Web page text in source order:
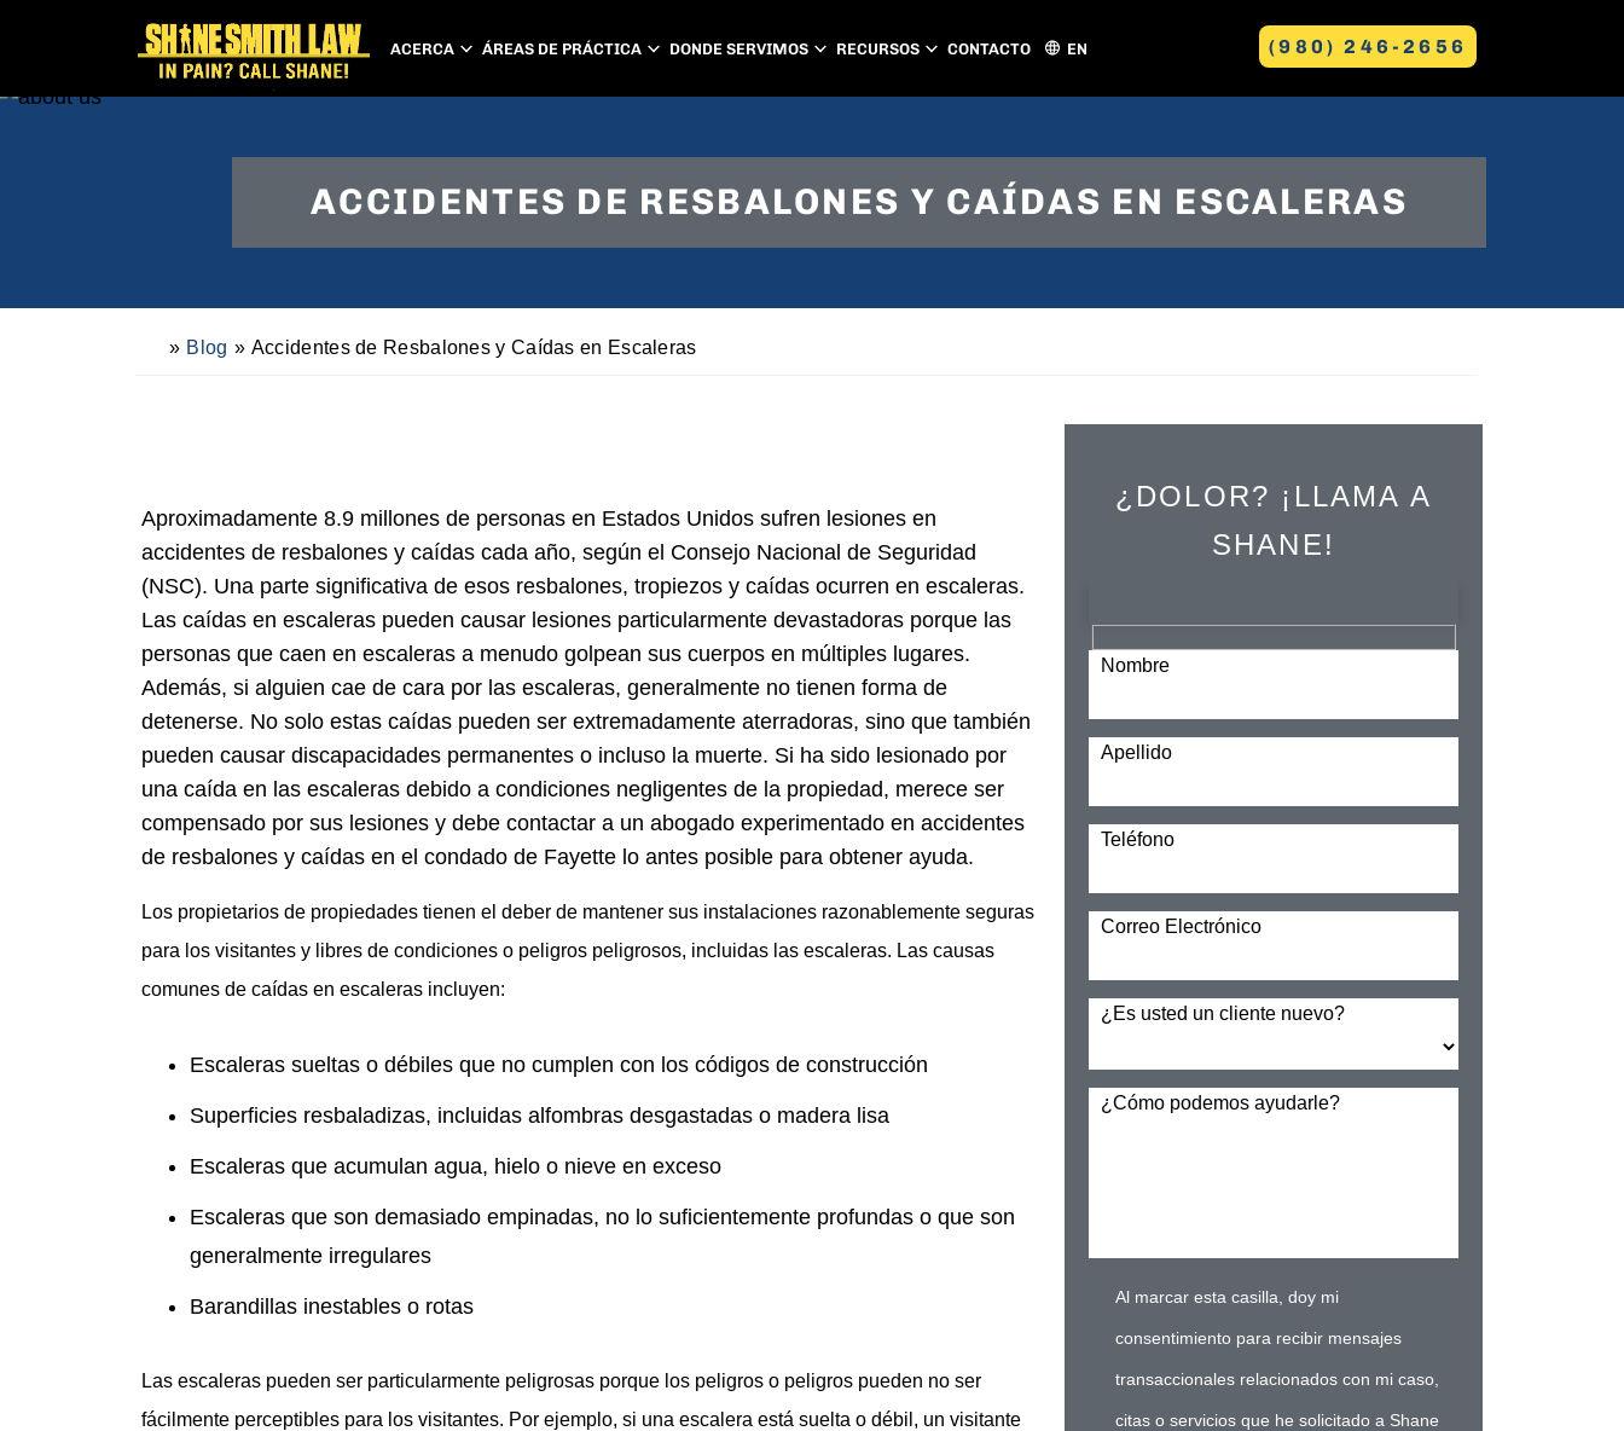
ACERCA ÁREAS DE PRÁCTICA DONDE SERVIMOS
PEACHTREE CITY GASTONIA
CONCORD
RECURSOS CONTACTO EN (980) 246-2656
ACCIDENTES DE RESBALONES Y CAÍDAS EN ESCALERAS
» Blog » Accidentes de Resbalones y Caídas en Escaleras
Aproximadamente 8.9 millones de personas en Estados Unidos sufren lesiones en
accidentes de resbalones y caídas cada año, según el Consejo Nacional de Seguridad
(NSC). Una parte significativa de esos resbalones, tropiezos y caídas ocurren en escaleras.
Las caídas en escaleras pueden causar lesiones particularmente devastadoras porque las
personas que caen en escaleras a menudo golpean sus cuerpos en múltiples lugares.
Además, si alguien cae de cara por las escaleras, generalmente no tienen forma de
detenerse. No solo estas caídas pueden ser extremadamente aterradoras, sino que también
pueden causar discapacidades permanentes o incluso la muerte. Si ha sido lesionado por
una caída en las escaleras debido a condiciones negligentes de la propiedad, merece ser
compensado por sus lesiones y debe contactar a un abogado experimentado en accidentes
de resbalones y caídas en el condado de Fayette lo antes posible para obtener ayuda.
Los propietarios de propiedades tienen el deber de mantener sus instalaciones razonablemente seguras
para los visitantes y libres de condiciones o peligros peligrosos, incluidas las escaleras. Las causas
comunes de caídas en escaleras incluyen:
Escaleras sueltas o débiles que no cumplen con los códigos de construcción
Superficies resbaladizas, incluidas alfombras desgastadas o madera lisa
Escaleras que acumulan agua, hielo o nieve en exceso
Escaleras que son demasiado empinadas, no lo suficientemente profundas o que son
generalmente irregulares
Barandillas inestables o rotas
Las escaleras pueden ser particularmente peligrosas porque los peligros o peligros pueden no ser
fácilmente perceptibles para los visitantes. Por ejemplo, si una escalera está suelta o débil, un visitante
¿DOLOR? ¡LLAMA A
SHANE!
Nombre
Apellido
Teléfono
Correo Electrónico
¿Es usted un cliente nuevo?
¿Cómo podemos ayudarle?
Al marcar esta casilla, doy mi
consentimiento para recibir mensajes
transaccionales relacionados con mi caso,
citas o servicios que he solicitado a Shane